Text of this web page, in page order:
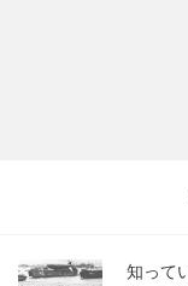
知って